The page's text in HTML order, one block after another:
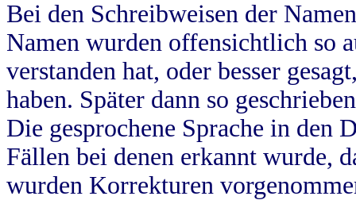
Bei den Schreibweisen der
Namen wurden offensichtlich so
verstanden hat, oder besser
haben. Später dann so
Die gesprochene Sprache in
Fällen bei denen erkannt wurde,
wurden Korrekturen